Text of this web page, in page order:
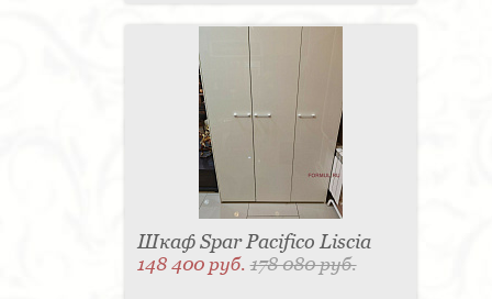
ресепшен - 1
Морозильная камера - 1
Выдвижная система - 1
Игрушка - 1 Игрушка - 1
Держатель для одежды - 1
Бутылочница - 1
Ширма - 1
Микроволновая печь - 1 Кондиционер - 1
Душевая кабина - 1
Буфет - 1
Игрушка - 1
Игрушка - 1
Игрушка - 1
Игрушка - 1
Подогреватель посуды - 1
Игрушка - 1
Шкаф Spar Pacifico Liscia
148 400 руб.178 080 руб.